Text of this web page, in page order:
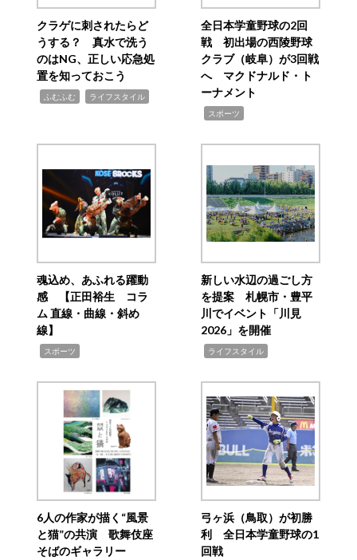
クラゲに刺されたらど
うする？ 真水で洗う
のはNG、正しい応急処
置を知っておこう
ふむふむ ライフスタイル
全日本学童野球の2回
戦 初出場の西陵野球
クラブ（岐阜）が3回戦
へ マクドナルド・ト
ーナメント
スポーツ
魂込め、あふれる躍動
感 【正田裕生 コラ
ム 直線・曲線・斜め
線】
スポーツ
新しい水辺の過ごし方
を提案 札幌市・豊平
川でイベント「川見
2026」を開催
ライフスタイル
6人の作家が描く“風景
と猫”の共演 歌舞伎座
そばのギャラリー
弓ヶ浜（鳥取）が初勝
利 全日本学童野球の1
回戦